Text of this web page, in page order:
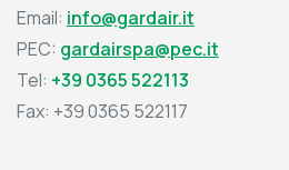
Email: info@gardair.it
PEC: gardairspa@pec.it
Tel: +39 0365 522113
Fax: +39 0365 522117